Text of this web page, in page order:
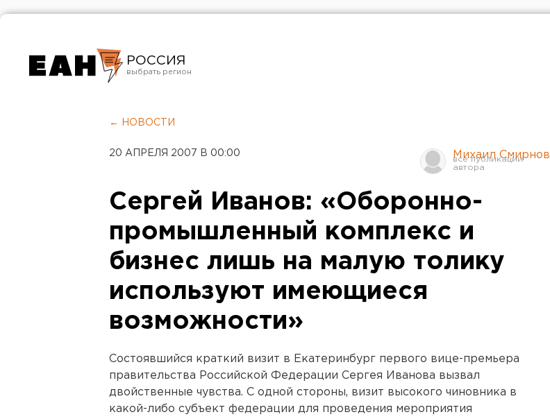
РОССИЯ
Челябинск
← НОВОСТИ
20 АПРЕЛЯ 2007 В 00:00 Михаил Смирнов
Сергей Иванов: «Оборонно-
промышленный комплекс и
бизнес лишь на малую толику
используют имеющиеся
возможности»
Состоявшийся краткий визит в Екатеринбург первого вице-премьера
правительства Российской Федерации Сергея Иванова вызвал
двойственные чувства. С одной стороны, визит высокого чиновника в
какой-либо субъект федерации для проведения мероприятия